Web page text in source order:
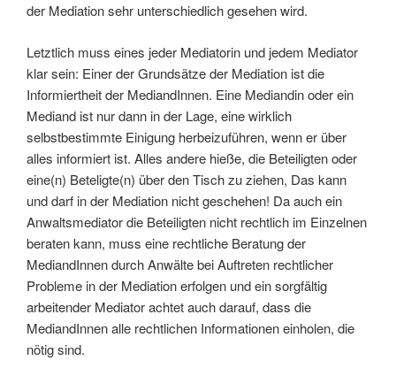
der Mediation sehr unterschiedlich gesehen wird.
Letztlich muss eines jeder Mediatorin und jedem Mediator
klar sein: Einer der Grundsätze der Mediation ist die
Informiertheit der MediandInnen. Eine Mediandin oder ein
Mediand ist nur dann in der Lage, eine wirklich
selbstbestimmte Einigung herbeizuführen, wenn er über
alles informiert ist. Alles andere hieße, die Beteiligten oder
eine(n) Beteligte(n) über den Tisch zu ziehen, Das kann
und darf in der Mediation nicht geschehen! Da auch ein
Anwaltsmediator die Beteiligten nicht rechtlich im Einzelnen
beraten kann, muss eine rechtliche Beratung der
MediandInnen durch Anwälte bei Auftreten rechtlicher
Probleme in der Mediation erfolgen und ein sorgfältig
arbeitender Mediator achtet auch darauf, dass die
MediandInnen alle rechtlichen Informationen einholen, die
nötig sind.